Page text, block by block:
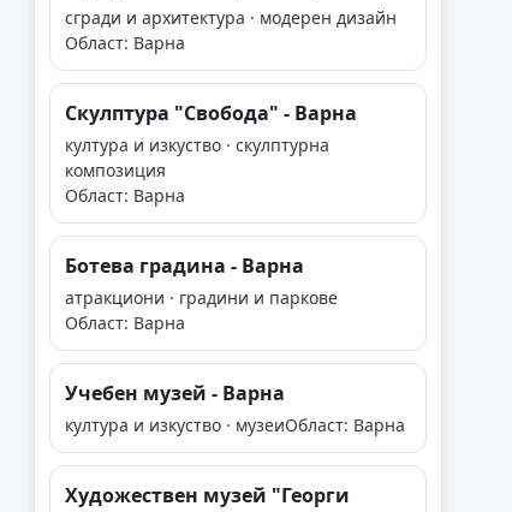
сгради и архитектура · модерен дизайн
Област: Варна
Скулптура "Свобода" - Варна
култура и изкуство · скулптурна
композиция
Област: Варна
Ботева градина - Варна
атракциони · градини и паркове
Област: Варна
Учебен музей - Варна
култура и изкуство · музеиОбласт: Варна
Художествен музей "Георги